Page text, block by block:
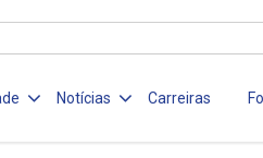
Notícias Carreiras